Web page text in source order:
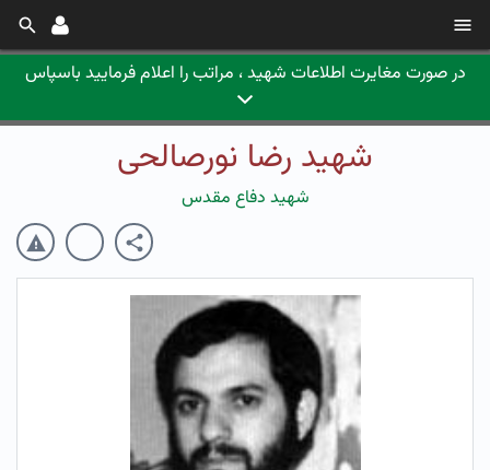
در صورت مغایرت اطلاعات شهید ، مراتب را اعلام فرمایید باسپاس
شهید رضا نورصالحی
شهید دفاع مقدس